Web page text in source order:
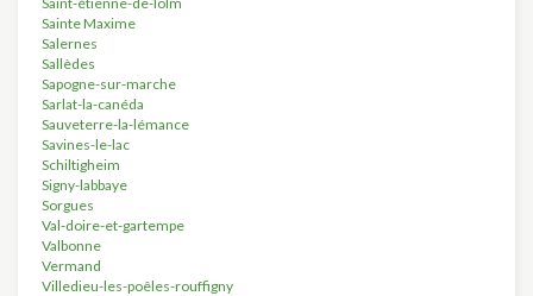
Sainte Maxime
Salernes
Sallèdes
Sapogne-sur-marche
Sarlat-la-canéda
Sauveterre-la-lémance
Savines-le-lac
Schiltigheim
Signy-labbaye
Sorgues
Val-doire-et-gartempe
Valbonne
Vermand
Villedieu-les-poêles-rouffigny